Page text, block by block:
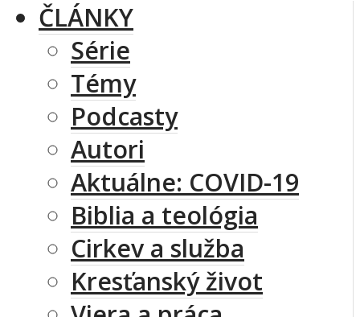
ČLÁNKY
Série
Témy
Podcasty
Autori
Aktuálne: COVID-19
Biblia a teológia
Cirkev a služba
Kresťanský život